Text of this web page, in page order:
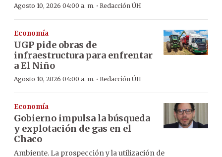
Agosto 10, 2026 04:00 a. m. · Redacción ÚH
Economía
UGP pide obras de
infraestructura para enfrentar
a El Niño
Agosto 10, 2026 04:00 a. m. · Redacción ÚH
Economía
Gobierno impulsa la búsqueda
y explotación de gas en el
Chaco
Ambiente. La prospección y la utilización de